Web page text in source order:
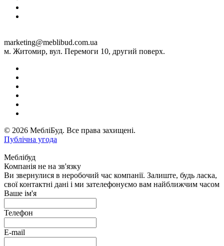
marketing@meblibud.com.ua
м. Житомир, вул. Перемоги 10, другий поверх.
© 2026 МебліБуд. Все права захищені.
Публічна угода
Меблібуд
Компанія не на зв'язку
Ви звернулися в неробочий час компанії. Залиште, будь ласка,
свої контактні дані і ми зателефонуємо вам найближчим часом
Ваше ім'я
Телефон
E-mail